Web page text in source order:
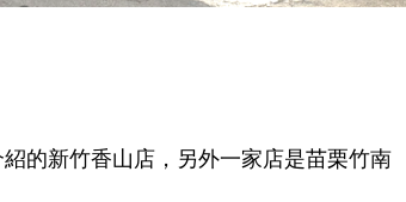
的新竹香山店，另外一家店是苗栗竹南